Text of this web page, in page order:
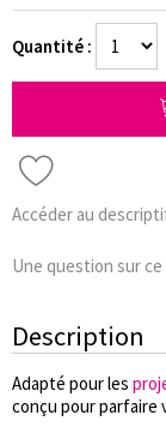
Quantité :
Accéder au
Une question sur
Description
Adapté pour les
conçu pour parfaire